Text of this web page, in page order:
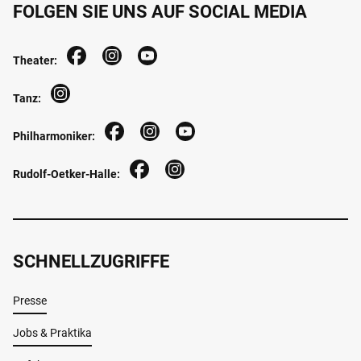
SCHNELLZUGRIFFE
Presse
Jobs & Praktika
FOLGEN SIE UNS AUF SOCIAL MEDIA
Theater:
Tanz:
Philharmoniker:
Rudolf-Oetker-Halle: